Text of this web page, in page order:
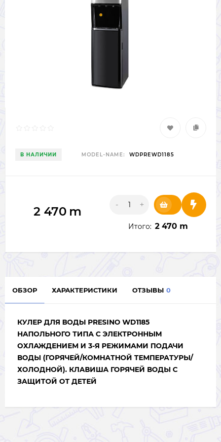
В НАЛИЧИИ MODEL-NAME: WDPREWD1185
2 470 m - +
Итого: 2 470 m
ОБЗОР ХАРАКТЕРИСТИКИ ОТЗЫВЫ 0
КУЛЕР ДЛЯ ВОДЫ PRESINO WD1185
НАПОЛЬНОГО ТИПА С ЭЛЕКТРОННЫМ
ОХЛАЖДЕНИЕМ И 3-Я РЕЖИМАМИ ПОДАЧИ
ВОДЫ (ГОРЯЧЕЙ/КОМНАТНОЙ ТЕМПЕРАТУРЫ/
ХОЛОДНОЙ). КЛАВИША ГОРЯЧЕЙ ВОДЫ С
ЗАЩИТОЙ ОТ ДЕТЕЙ